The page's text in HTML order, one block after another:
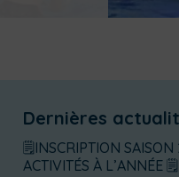
Dernières
🗒️INSCRIPTION
ACTIVITÉS À L’ANNÉE 🗒️